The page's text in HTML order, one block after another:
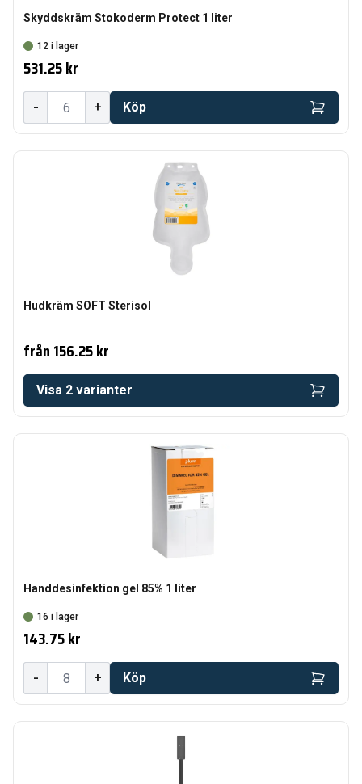
Skyddskräm Stokoderm Protect 1 liter
12 i lager
531.25 kr
- + Köp
Hudkräm SOFT Sterisol
från156.25 kr
Visa 2 varianter
Handdesinfektion gel 85% 1 liter
16 i lager
143.75 kr
- + Köp